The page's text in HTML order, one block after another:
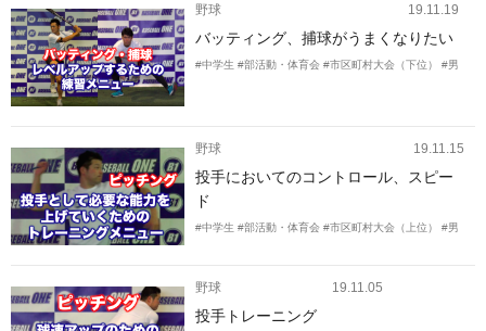
教えて頂きたいです。 特に下半身のト
レーニングを教えて頂きたいです。
野球 19.11.19
バッティング、捕球がうまくなりたい
#中学生 #部活動・体育会 #市区町村大会（下位） #男
野球 19.11.15
投手においてのコントロール、スピー
ド
#中学生 #部活動・体育会 #市区町村大会（上位） #男
野球 19.11.05
投手トレーニング